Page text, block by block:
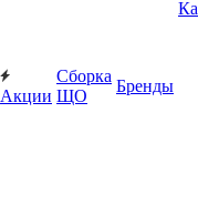
Акции
Сборка
ЩО
Бренды